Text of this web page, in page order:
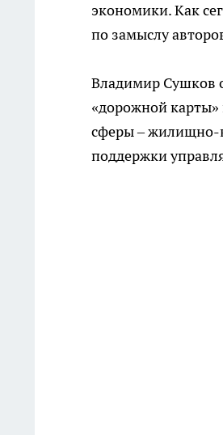
экономики. Как
по замыслу
Владимир Сушков
«дорожной карты»
сферы – жилищно-
поддержки